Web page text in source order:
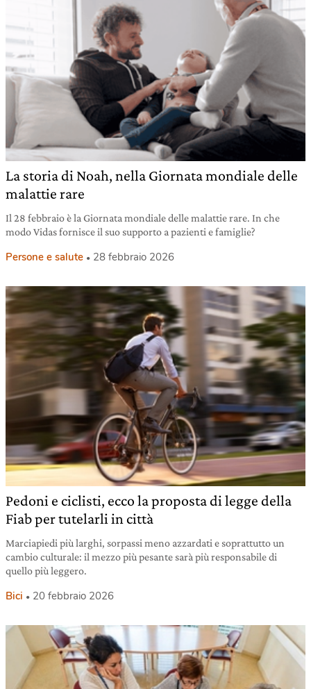
La storia di Noah, nella Giornata mondiale delle
malattie rare
Il 28 febbraio è la Giornata mondiale delle malattie rare. In che
modo Vidas fornisce il suo supporto a pazienti e famiglie?
Persone e salute 28 febbraio 2026
Pedoni e ciclisti, ecco la proposta di legge della
Fiab per tutelarli in città
Marciapiedi più larghi, sorpassi meno azzardati e soprattutto un
cambio culturale: il mezzo più pesante sarà più responsabile di
quello più leggero.
Bici 20 febbraio 2026